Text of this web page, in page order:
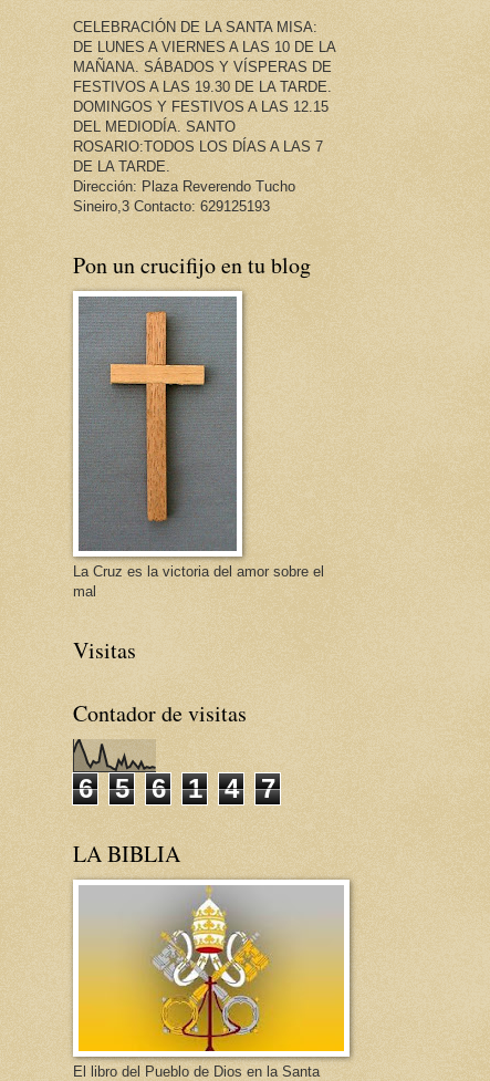
CELEBRACIÓN DE LA SANTA MISA:
DE LUNES A VIERNES A LAS 10 DE LA
MAÑANA. SÁBADOS Y VÍSPERAS DE
FESTIVOS A LAS 19.30 DE LA TARDE.
DOMINGOS Y FESTIVOS A LAS 12.15
DEL MEDIODÍA. SANTO
ROSARIO:TODOS LOS DÍAS A LAS 7
DE LA TARDE.
Dirección: Plaza Reverendo Tucho
Sineiro,3 Contacto: 629125193
Pon un crucifijo en tu blog
La Cruz es la victoria del amor sobre el
mal
Visitas
Contador de visitas
6 5 6 1 4 7
LA BIBLIA
El libro del Pueblo de Dios en la Santa